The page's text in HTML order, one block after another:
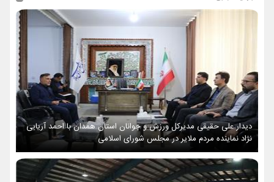
دیدار علی حقیقی مدیرکل ورزش و جوانان استان همدان با احمد آریایی
نژاد نماینده مردم ملایر در مجلس شورای اسلامی